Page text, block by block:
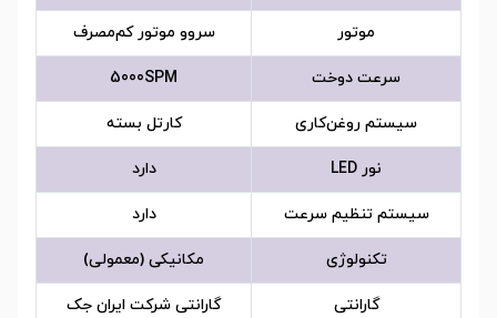
موتور سروو موتور کم‌مصرف
سرعت دوخت 5000SPM
سیستم روغن‌کاری کارتل بسته
نور LED دارد
سیستم تنظیم سرعت دارد
تکنولوژی مکانیکی (معمولی)
گارانتی گارانتی شرکت ایران جک